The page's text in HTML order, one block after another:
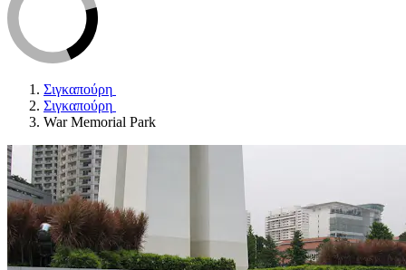
Σιγκαπούρη
Σιγκαπούρη
War Memorial Park